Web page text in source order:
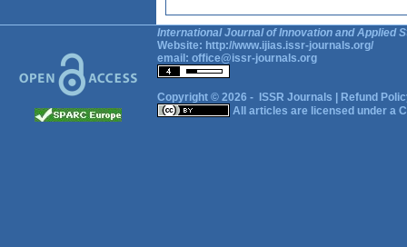
International Journal of Innovation and Applied
Website: http://www.ijias.issr-journals.org/
email: office@issr-journals.org
Copyright © 2026 - ISSR Journals
Refund
All articles are licensed under a